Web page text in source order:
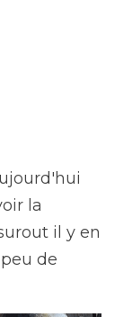
la
il y en
de